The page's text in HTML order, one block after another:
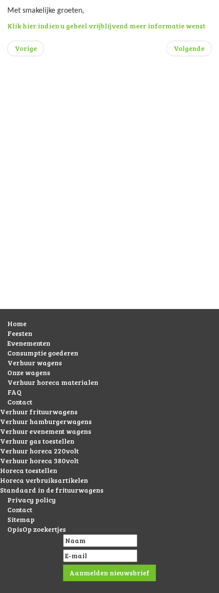
Met smakelijke groeten,
Klik hier indien u geheel vrijblijvend meer informatie wenst
Vorige Volgende
Home
Feesten
Evenementen
Consumptie goederen
Verhuur wagens
Onze wagens
Verhuur horeca materialen
FAQ
Contact
Verhuur frituurwagens
Verhuur hamburgerwagens
Verhuur evenement wagens
Verhuur gas toestellen
Verhuur horeca 220volt
Verhuur horeca 380volt
Horeca toestellen
Horeca verbruiksartikelen
Standaard in de frituurwagens
Privacy policy
Contact
Sitemap
OpisOp zoekertjes